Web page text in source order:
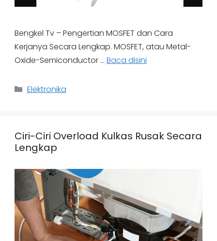
Bengkel Tv – Pengertian MOSFET dan Cara
Kerjanya Secara Lengkap. MOSFET, atau Metal-
Oxide-Semiconductor … Baca disini
Categories
Elektronika
Ciri-Ciri Overload Kulkas Rusak Secara
Lengkap